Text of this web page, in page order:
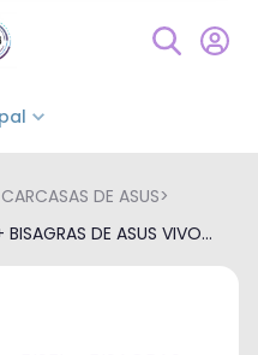
CARCASAS DE ASUS>
DE ASUS VIVO...